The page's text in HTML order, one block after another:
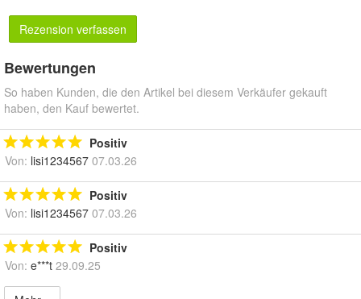
Rezension verfassen
Bewertungen
So haben Kunden, die den Artikel bei diesem Verkäufer gekauft
haben, den Kauf bewertet.
Positiv
Von: lisi1234567 07.03.26
Positiv
Von: lisi1234567 07.03.26
Positiv
Von: e***t 29.09.25